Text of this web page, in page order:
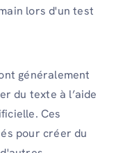
lors d'un test
généralement
du texte à l’aide
Ces
pour créer du